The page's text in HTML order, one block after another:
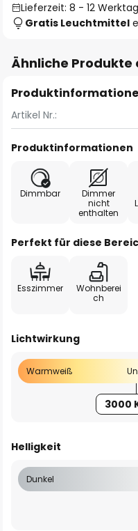
Lieferzeit: 8 - 12
Gratis Leuchtmittel
Ähnliche Produkte
Artikel Nr.:
Produktinformationen
Dimmbar
Dimmer
nicht
enthalten
Perfekt für diese
Esszimmer
Wohnberei
ch
Lichtwirkung
Warmweiß
3000
Helligkeit
Dunkel